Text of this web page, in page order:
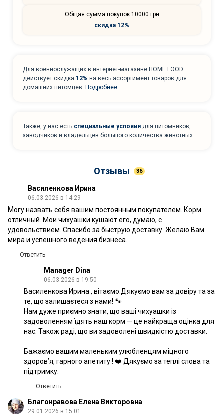
Общая сумма покупок 10000 грн
скидка 12%
Для военнослужащих в интернет-магазине HOME FOOD
действует скидка 12% на весь ассортимент товаров для
домашних питомцев. Подробнее
Также, у нас есть специальные условия для питомников,
заводчиков и владельцев большого количества животных.
Отзывы 36
Василенкова Ирина
06.03.2026 в 14:29
Могу назвать себя вашим постоянным покупателем. Корм
отличный. Мои чихуашки кушают его, думаю, с
удовольствием. Спасибо за быструю доставку. Желаю Вам
мира и успешного ведения бизнеса.
Ответить
Manager Dina
06.03.2026 в 19:50
Василенкова Ирина , вітаємо.Дякуємо вам за довіру та за
те, що залишаєтеся з нами! 🐾
Нам дуже приємно знати, що ваші чихуашки із
задоволенням їдять наш корм — це найкраща оцінка для
нас. Також раді, що ви задоволені швидкістю доставки.
Бажаємо вашим маленьким улюбленцям міцного
здоров’я, гарного апетиту ! ❤️ Дякуємо за теплі слова та
підтримку.
Ответить
Благонравова Елена Викторовна
29.01.2026 в 15:01